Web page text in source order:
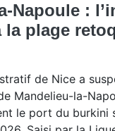
Napoule :
plage
de Nice a
Mandelieu-la-
le port du burkini